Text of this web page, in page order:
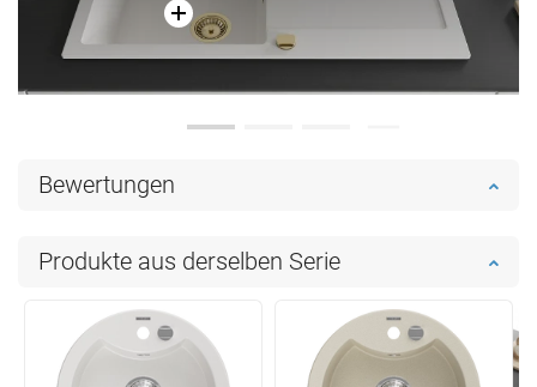
Bewertungen
Produkte aus derselben Serie